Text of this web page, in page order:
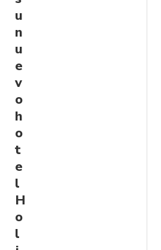
u
n
u
e
v
o
h
o
t
e
l
H
o
l